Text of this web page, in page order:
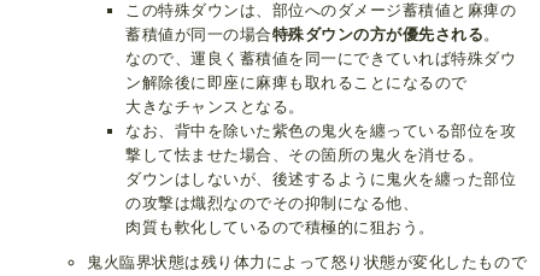
この特殊ダウンは、部位へのダメージ蓄積値と麻痺の
蓄積値が同一の場合特殊ダウンの方が優先される。
なので、運良く蓄積値を同一にできていれば特殊ダウ
ン解除後に即座に麻痺も取れることになるので
大きなチャンスとなる。
なお、背中を除いた紫色の鬼火を纏っている部位を攻
撃して怯ませた場合、その箇所の鬼火を消せる。
ダウンはしないが、後述するように鬼火を纏った部位
の攻撃は熾烈なのでその抑制になる他、
肉質も軟化しているので積極的に狙おう。
鬼火臨界状態は残り体力によって怒り状態が変化したもので